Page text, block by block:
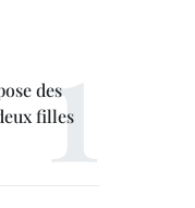
des
filles